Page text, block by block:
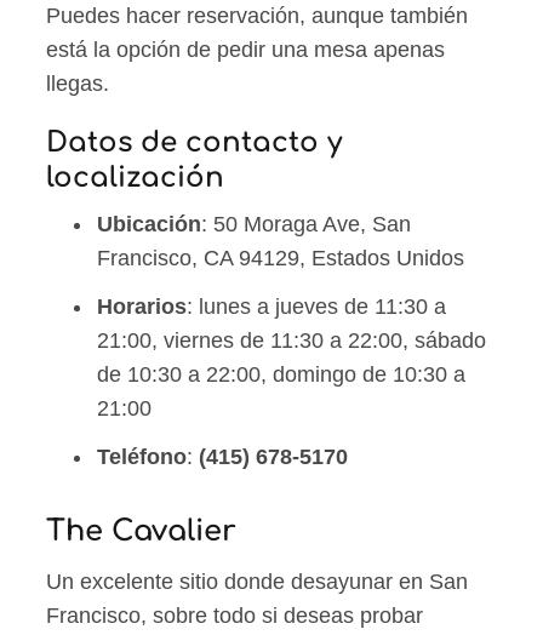
Puedes hacer reservación, aunque también
está la opción de pedir una mesa apenas
llegas.
Datos de contacto y
localización
Ubicación: 50 Moraga Ave, San
Francisco, CA 94129, Estados Unidos
Horarios: lunes a jueves de 11:30 a
21:00, viernes de 11:30 a 22:00, sábado
de 10:30 a 22:00, domingo de 10:30 a
21:00
Teléfono: (415) 678-5170
The Cavalier
Un excelente sitio donde desayunar en San
Francisco, sobre todo si deseas probar